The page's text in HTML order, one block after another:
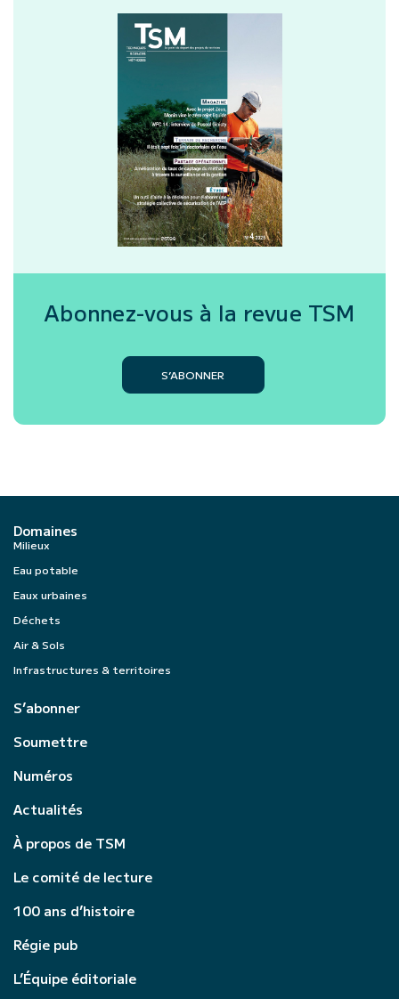
Abonnez-vous à la revue TSM
S’ABONNER
Domaines
Milieux
Eau potable
Eaux urbaines
Déchets
Air & Sols
Infrastructures & territoires
S’abonner
Soumettre
Numéros
Actualités
À propos de TSM
Le comité de lecture
100 ans d’histoire
Régie pub
L’Équipe éditoriale